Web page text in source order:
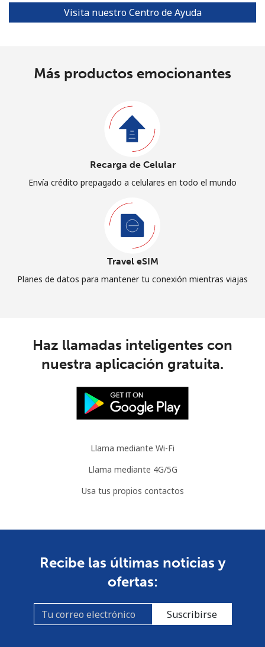
Visita nuestro Centro de Ayuda
Más productos emocionantes
Recarga de Celular
Envía crédito prepagado a celulares en todo el mundo
Travel eSIM
Planes de datos para mantener tu conexión mientras viajas
Haz llamadas inteligentes con
nuestra aplicación gratuita.
Llama mediante Wi-Fi
Llama mediante 4G/5G
Usa tus propios contactos
Recibe las últimas noticias y
ofertas:
Suscribirse